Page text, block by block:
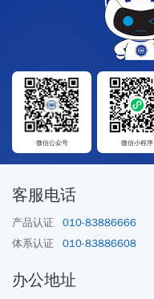
微信公众号 微信小程序
客服电话
产品认证
010-83886666
体系认证
010-83886608
办公地址